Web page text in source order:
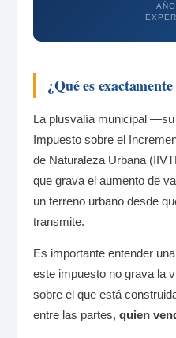
¿Qué es
La plusvalía municipal
Impuesto sobre el
de Naturaleza Urbana
que grava el aumento de
un terreno urbano desde
transmite.
Es importante entender
este impuesto no grava la
sobre el que está
entre las partes,quien